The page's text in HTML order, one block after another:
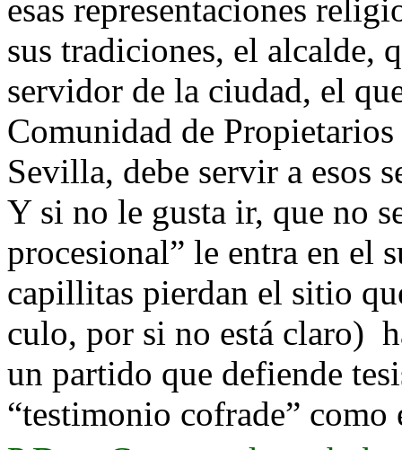
esas representaciones
sus tradiciones, el alcalde,
servidor de la ciudad, el
Comunidad de
Sevilla, debe servir a esos
Y si no le gusta ir, que no
procesional” le entra en el
capillitas pierdan el sitio
culo, por si no está claro)
un partido que defiende
“testimonio cofrade” como